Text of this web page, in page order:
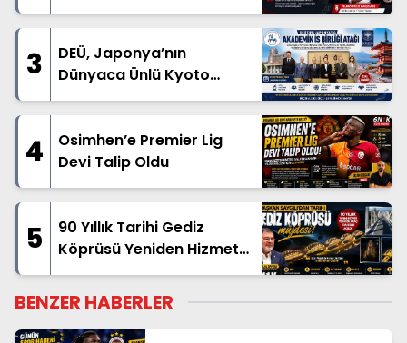
3
DEÜ, Japonya’nın
Dünyaca Ünlü Kyoto
Üniversitesi ile İş Birliği İçin
4
Osimhen’e Premier Lig
Devi Talip Oldu
5
90 Yıllık Tarihi Gediz
Köprüsü Yeniden Hizmete
Açıldı
BENZER HABERLER